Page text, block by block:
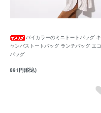
バイカラーのミニトートバッグ キ
ャンバストートバッグ ランチバッグ エコ
バッグ
891円(税込)